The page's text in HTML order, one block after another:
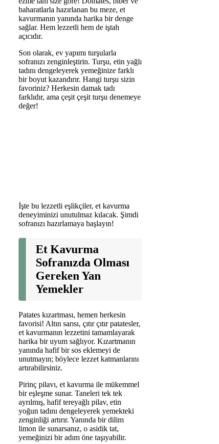
baharatlarla hazırlanan bu meze, et
kavurmanın yanında harika bir denge
sağlar. Hem lezzetli hem de iştah
açıcıdır.
Son olarak, ev yapımı turşularla
sofranızı zenginleştirin. Turşu, etin yağlı
tadını dengeleyerek yemeğinize farklı
bir boyut kazandırır. Hangi turşu sizin
favoriniz? Herkesin damak tadı
farklıdır, ama çeşit çeşit turşu denemeye
değer!
İşte bu lezzetli eşlikçiler, et kavurma
deneyiminizi unutulmaz kılacak. Şimdi
sofranızı hazırlamaya başlayın!
Et Kavurma
Sofranızda Olması
Gereken Yan
Yemekler
Patates kızartması, hemen herkesin
favorisi! Altın sarısı, çıtır çıtır patatesler,
et kavurmanın lezzetini tamamlayarak
harika bir uyum sağlıyor. Kızartmanın
yanında hafif bir sos eklemeyi de
unutmayın; böylece lezzet katmanlarını
artırabilirsiniz.
Pirinç pilavı, et kavurma ile mükemmel
bir eşleşme sunar. Taneleri tek tek
ayrılmış, hafif tereyağlı pilav, etin
yoğun tadını dengeleyerek yemekteki
zenginliği artırır. Yanında bir dilim
limon ile sunarsanız, o asidik tat,
yemeğinizi bir adım öne taşıyabilir.